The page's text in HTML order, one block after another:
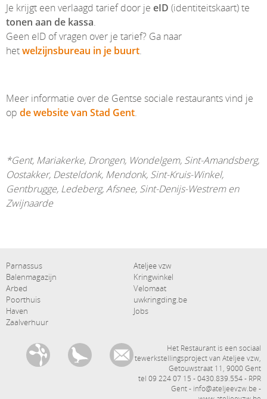
Je krijgt een verlaagd tarief door je eID (identiteitskaart) te
tonen aan de kassa.
Geen eID of vragen over je tarief? Ga naar
hetwelzijnsbureau in je buurt.
Meer informatie over de Gentse sociale restaurants vind je
op de website van Stad Gent.
*Gent, Mariakerke, Drongen, Wondelgem, Sint-Amandsberg,
Oostakker, Desteldonk, Mendonk, Sint-Kruis-Winkel,
Gentbrugge, Ledeberg, Afsnee, Sint-Denijs-Westrem en
Zwijnaarde
Hoofdnavigatie
Parnassus
Balenmagazijn
Arbed
Poorthuis
Haven
Zaalverhuur
secundaire navigatie
Ateljee vzw
Kringwinkel
Velomaat
uwkringding.be
Jobs
Het Restaurant is een sociaal
tewerkstellingsproject van Ateljee vzw,
Getouwstraat 11, 9000 Gent
tel 09 224 07 15 - 0430.839.554 - RPR
Gent - info@ateljeevzw.be -